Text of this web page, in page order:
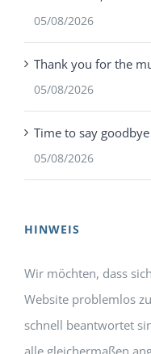
05/08/2026
Thank you for the
05/08/2026
Time to say
05/08/2026
HINWEIS
Wir möchten, dass
Website problemlos
schnell beantwortet
alle gleichermaßen